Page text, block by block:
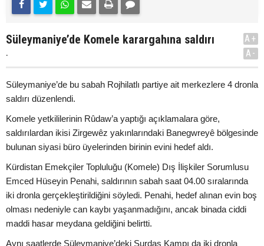
Süleymaniye’de Komele karargahına saldırı
.
A+
A-
Süleymaniye’de bu sabah Rojhilatlı partiye ait merkezlere 4 dronla
saldırı düzenlendi.
Komele yetkililerinin Rûdaw’a yaptığı açıklamalara göre,
saldırılardan ikisi Zirgewêz yakınlarındaki Banegwreyê bölgesinde
bulunan siyasi büro üyelerinden birinin evini hedef aldı.
Kürdistan Emekçiler Topluluğu (Komele) Dış İlişkiler Sorumlusu
Emced Hüseyin Penahi, saldırının sabah saat 04.00 sıralarında
iki dronla gerçekleştirildiğini söyledi. Penahi, hedef alınan evin boş
olması nedeniyle can kaybı yaşanmadığını, ancak binada ciddi
maddi hasar meydana geldiğini belirtti.
Aynı saatlerde Süleymaniye’deki Surdaş Kampı da iki dronla